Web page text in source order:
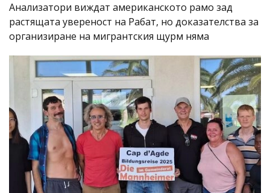
Анализатори виждат американското рамо зад
растящата увереност на Рабат, но доказателства за
организиране на мигрантския щурм няма